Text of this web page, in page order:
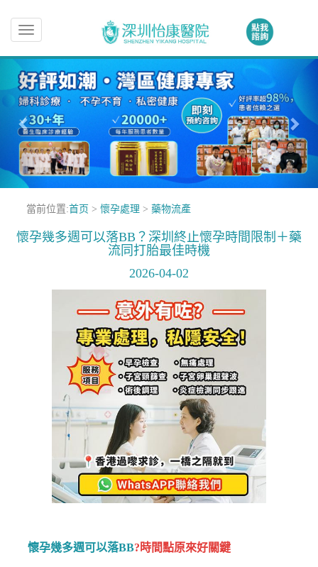
Toggle
navigation
當前位置:首页 > 懷孕處理 > 藥物流產
懷孕幾多週可以落BB？深圳終止懷孕時間限制＋藥
流同打胎最佳時機
2026-04-02
懷孕幾多週可以落BB?時間點原來好關鍵